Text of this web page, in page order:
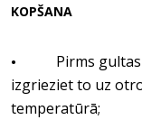
KOPŠANA
•
Pirms gultas
izgrieziet to uz
temperatūrā;